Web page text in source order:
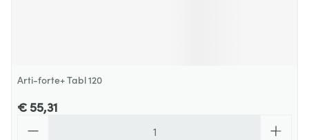
Arti-forte+ Tabl 120
€ 55,31